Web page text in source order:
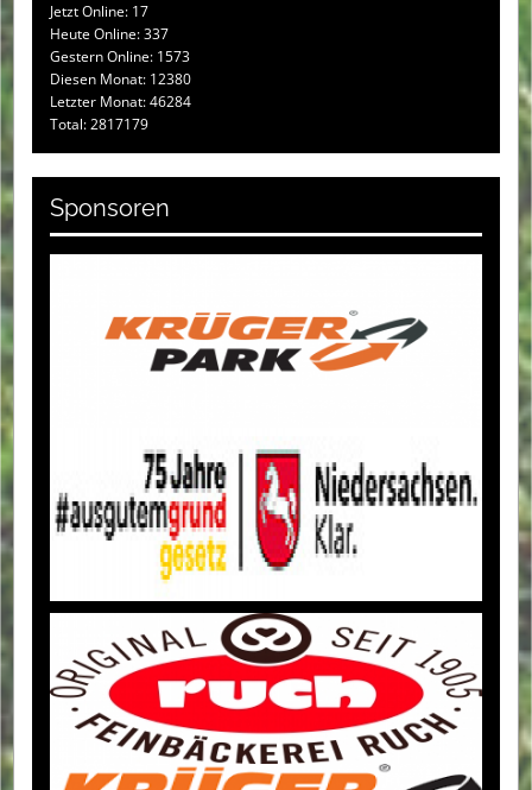
Jetzt Online: 17
Heute Online: 337
Gestern Online: 1573
Diesen Monat: 12380
Letzter Monat: 46284
Total: 2817179
Sponsoren